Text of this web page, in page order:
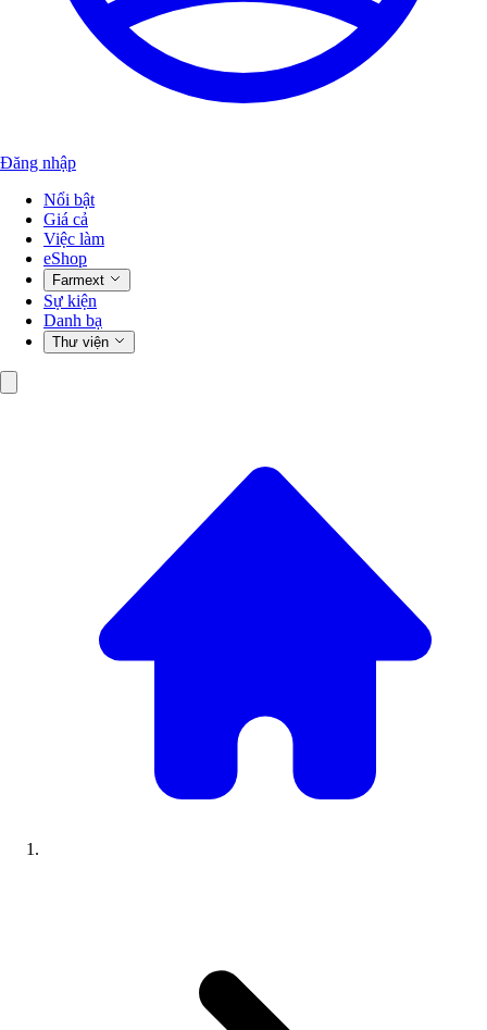
Đăng nhập
Nổi bật
Giá cả
Việc làm
eShop
Farmext
Sự kiện
Danh bạ
Thư viện